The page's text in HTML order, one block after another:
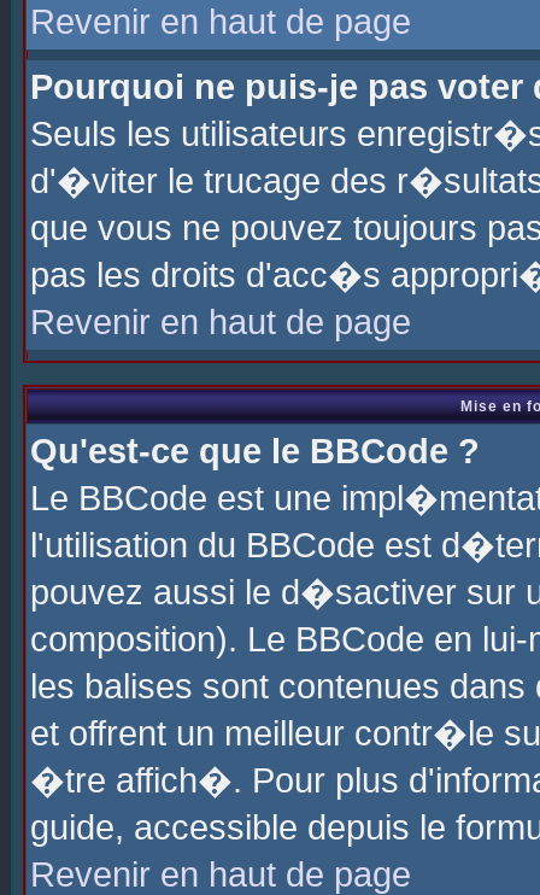
Revenir en haut de page
Pourquoi ne puis-je pas voter
Seuls les utilisateurs
d'�viter le trucage des
que vous ne pouvez toujours
pas les droits d'acc�s
Revenir en haut de page
Mise en
Qu'est-ce que le BBCode ?
Le BBCode est une
l'utilisation du BBCode est
pouvez aussi le d�sactiver sur
composition). Le BBCode en
les balises sont contenues
et offrent un meilleur contr�le
�tre affich�. Pour plus
guide, accessible depuis le
Revenir en haut de page